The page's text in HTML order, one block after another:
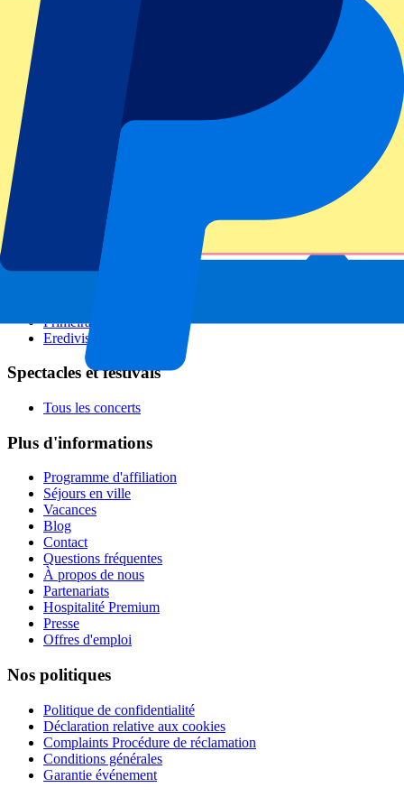
Tous les sports
Championnats de football
Ligue des Champions
Premier League
Serie A
Primeira Liga
Eredivisie
Spectacles et festivals
Tous les concerts
Plus d'informations
Programme d'affiliation
Séjours en ville
Vacances
Blog
Contact
Questions fréquentes
À propos de nous
Partenariats
Hospitalité Premium
Presse
Offres d'emploi
Nos politiques
Politique de confidentialité
Déclaration relative aux cookies
Complaints Procédure de réclamation
Conditions générales
Garantie événement